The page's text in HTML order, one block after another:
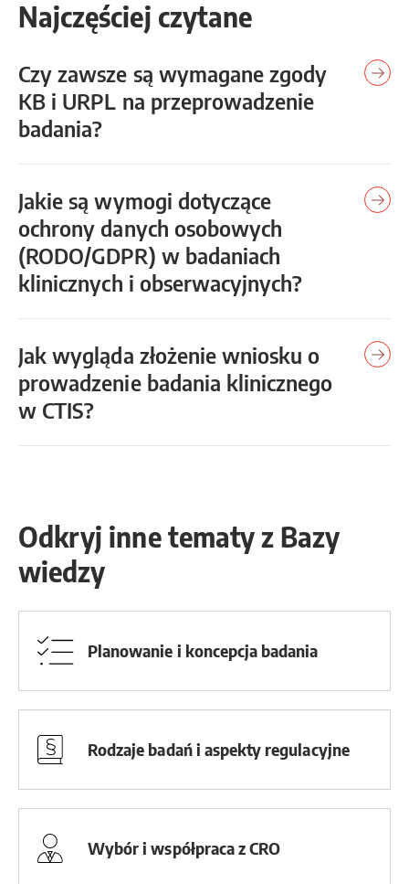
Najczęściej czytane
Czy zawsze są wymagane zgody
KB i URPL na przeprowadzenie
badania?
Jakie są wymogi dotyczące
ochrony danych osobowych
(RODO/GDPR) w badaniach
klinicznych i obserwacyjnych?
Jak wygląda złożenie wniosku o
prowadzenie badania klinicznego
w CTIS?
Odkryj inne tematy z Bazy
wiedzy
Planowanie i koncepcja badania
Rodzaje badań i aspekty regulacyjne
Wybór i współpraca z CRO